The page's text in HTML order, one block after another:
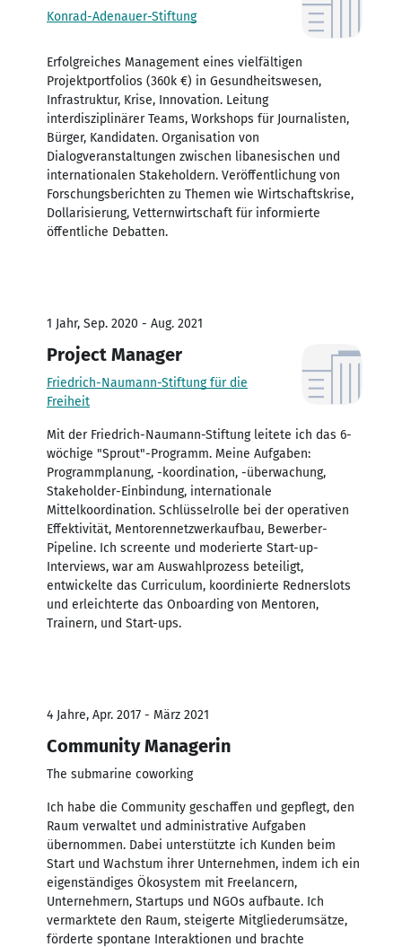
Konrad-Adenauer-Stiftung
Erfolgreiches Management eines vielfältigen
Projektportfolios (360k €) in Gesundheitswesen,
Infrastruktur, Krise, Innovation. Leitung
interdisziplinärer Teams, Workshops für Journalisten,
Bürger, Kandidaten. Organisation von
Dialogveranstaltungen zwischen libanesischen und
internationalen Stakeholdern. Veröffentlichung von
Forschungsberichten zu Themen wie Wirtschaftskrise,
Dollarisierung, Vetternwirtschaft für informierte
öffentliche Debatten.
1 Jahr, Sep. 2020 - Aug. 2021
Project Manager
Friedrich-Naumann-Stiftung für die
Freiheit
Mit der Friedrich-Naumann-Stiftung leitete ich das 6-
wöchige "Sprout"-Programm. Meine Aufgaben:
Programmplanung, -koordination, -überwachung,
Stakeholder-Einbindung, internationale
Mittelkoordination. Schlüsselrolle bei der operativen
Effektivität, Mentorennetzwerkaufbau, Bewerber-
Pipeline. Ich screente und moderierte Start-up-
Interviews, war am Auswahlprozess beteiligt,
entwickelte das Curriculum, koordinierte Rednerslots
und erleichterte das Onboarding von Mentoren,
Trainern, und Start-ups.
4 Jahre, Apr. 2017 - März 2021
Community Managerin
The submarine coworking
Ich habe die Community geschaffen und gepflegt, den
Raum verwaltet und administrative Aufgaben
übernommen. Dabei unterstützte ich Kunden beim
Start und Wachstum ihrer Unternehmen, indem ich ein
eigenständiges Ökosystem mit Freelancern,
Unternehmern, Startups und NGOs aufbaute. Ich
vermarktete den Raum, steigerte Mitgliederumsätze,
förderte spontane Interaktionen und brachte